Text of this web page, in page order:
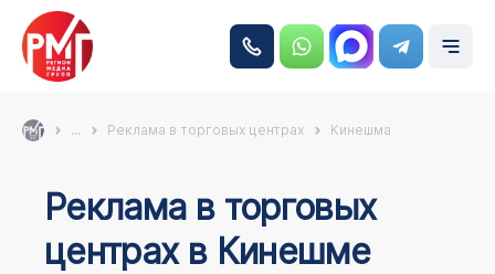
... Реклама в торговых центрах Кинешма
Реклама в торговых
центрах в Кинешме